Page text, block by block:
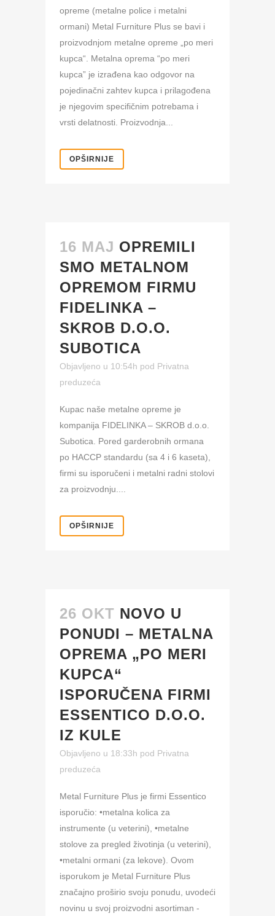
opreme (metalne police i metalni
ormani) Metal Furniture Plus se bavi i
proizvodnjom metalne opreme „po meri
kupca“. Metalna oprema “po meri
kupca” je izrađena kao odgovor na
pojedinačni zahtev kupca i prilagođena
je njegovim specifičnim potrebama i
vrsti delatnosti. Proizvodnja...
OPŠIRNIJE
16 MAJ OPREMILI
SMO METALNOM
OPREMOM FIRMU
FIDELINKA –
SKROB D.O.O.
SUBOTICA
Objavljeno u 10:54h pod Privatna
preduzeća
Kupac naše metalne opreme je
kompanija FIDELINKA – SKROB d.o.o.
Subotica. Pored garderobnih ormana
po HACCP standardu (sa 4 i 6 kaseta),
firmi su isporučeni i metalni radni stolovi
za proizvodnju....
OPŠIRNIJE
26 OKT NOVO U
PONUDI – METALNA
OPREMA „PO MERI
KUPCA“
ISPORUČENA FIRMI
ESSENTICO D.O.O.
IZ KULE
Objavljeno u 18:33h pod Privatna
preduzeća
Metal Furniture Plus je firmi Essentico
isporučio: •metalna kolica za
instrumente (u veterini), •metalne
stolove za pregled životinja (u veterini),
•metalni ormani (za lekove). Ovom
isporukom je Metal Furniture Plus
značajno proširio svoju ponudu, uvodeći
novinu u svoj proizvodni asortiman -